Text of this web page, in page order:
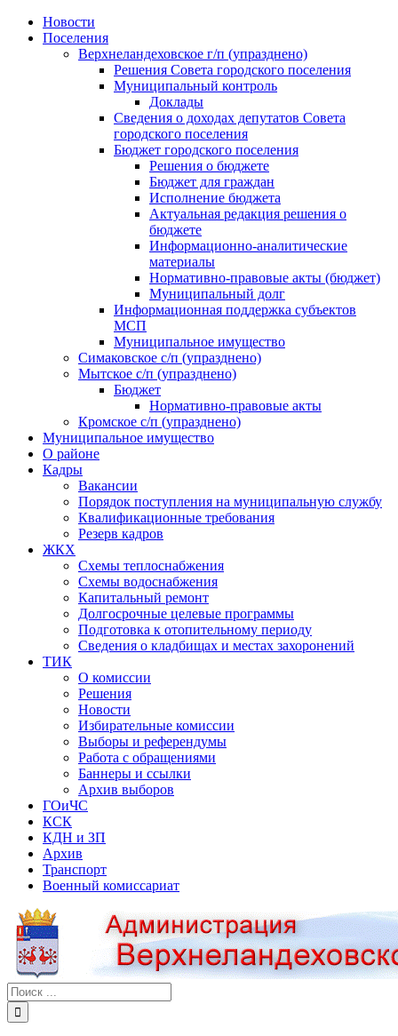
Skip
Новости
Поселения
Верхнеландеховское г/п (упразднено)
Решения Совета городского поселения
Муниципальный контроль
Доклады
Сведения о доходах депутатов Совета
городского поселения
Бюджет городского поселения
Решения о бюджете
Бюджет для граждан
Исполнение бюджета
Актуальная редакция решения о
бюджете
Информационно-аналитические
материалы
Нормативно-правовые акты (бюджет)
Муниципальный долг
Информационная поддержка субъектов
МСП
Муниципальное имущество
Симаковское с/п (упразднено)
Мытское с/п (упразднено)
Бюджет
Нормативно-правовые акты
Кромское с/п (упразднено)
Муниципальное имущество
О районе
Кадры
Вакансии
Порядок поступления на муниципальную службу
Квалификационные требования
Резерв кадров
ЖКХ
Схемы теплоснабжения
Схемы водоснабжения
Капитальный ремонт
Долгосрочные целевые программы
Подготовка к отопительному периоду
Сведения о кладбищах и местах захоронений
ТИК
О комиссии
Решения
Новости
Избирательные комиссии
Выборы и референдумы
Работа с обращениями
Баннеры и ссылки
Архив выборов
ГОиЧС
КСК
КДН и ЗП
Архив
Транспорт
Военный комиссариат
Результат
поиска: